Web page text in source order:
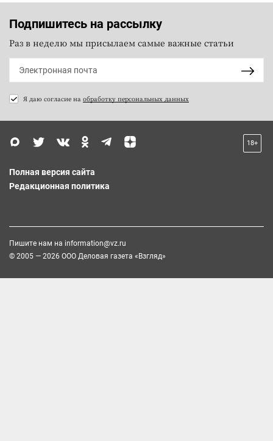
Подпишитесь на рассылку
Раз в неделю мы присылаем самые важные статьи
Я даю согласие на обработку персональных данных
18+
Полная версия сайта
Редакционная политика
Пишите нам на information@vz.ru
© 2005 — 2026 ООО Деловая газета «Взгляд»